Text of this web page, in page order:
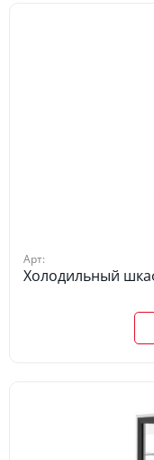
Арт:
Холодильный